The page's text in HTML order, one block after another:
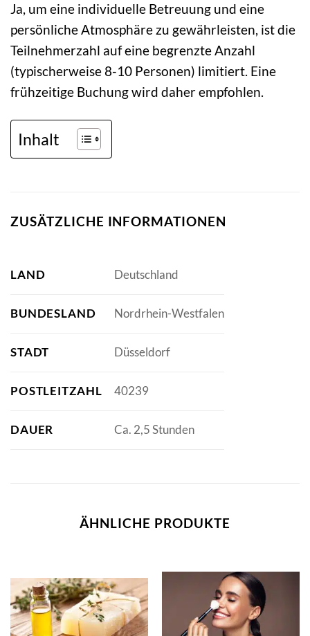
Ja, um eine individuelle Betreuung und eine
persönliche Atmosphäre zu gewährleisten, ist die
Teilnehmerzahl auf eine begrenzte Anzahl
(typischerweise 8-10 Personen) limitiert. Eine
frühzeitige Buchung wird daher empfohlen.
Inhalt
ZUSÄTZLICHE INFORMATIONEN
LAND Deutschland
BUNDESLAND Nordrhein-Westfalen
STADT Düsseldorf
POSTLEITZAHL 40239
DAUER Ca. 2,5 Stunden
ÄHNLICHE PRODUKTE